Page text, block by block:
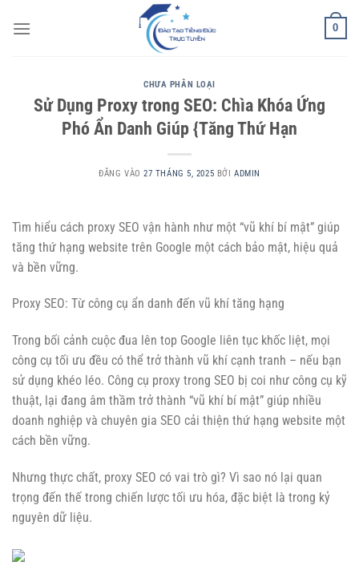
qua
0
CHƯA PHÂN LOẠI
Sử Dụng Proxy trong SEO: Chìa Khóa Ứng
Phó Ẩn Danh Giúp {Tăng Thứ Hạn
ĐĂNG VÀO27 THÁNG 5, 2025 BỞI ADMIN
Tìm hiểu cách proxy SEO vận hành như một “vũ khí bí mật” giúp
tăng thứ hạng website trên Google một cách bảo mật, hiệu quả
và bền vững.
Proxy SEO: Từ công cụ ẩn danh đến vũ khí tăng hạng
Trong bối cảnh cuộc đua lên top Google liên tục khốc liệt, mọi
công cụ tối ưu đều có thể trở thành vũ khí cạnh tranh – nếu bạn
sử dụng khéo léo. Công cụ proxy trong SEO bị coi như công cụ kỹ
thuật, lại đang âm thầm trở thành “vũ khí bí mật” giúp nhiều
doanh nghiệp và chuyên gia SEO cải thiện thứ hạng website một
cách bền vững.
Nhưng thực chất, proxy SEO có vai trò gì? Vì sao nó lại quan
trọng đến thế trong chiến lược tối ưu hóa, đặc biệt là trong kỷ
nguyên dữ liệu.